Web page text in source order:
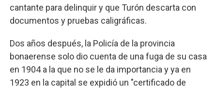
cantante para delinquir y que Turón descarta con
documentos y pruebas caligráficas.
Dos años después, la Policía de la provincia
bonaerense solo dio cuenta de una fuga de su casa
en 1904 a la que no se le da importancia y ya en
1923 en la capital se expidió un "certificado de